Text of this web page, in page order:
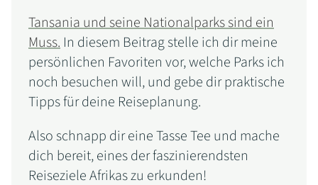
Tansania und seine Nationalparks sind ein
Muss. In diesem Beitrag stelle ich dir meine
persönlichen Favoriten vor, welche Parks ich
noch besuchen will, und gebe dir praktische
Tipps für deine Reiseplanung.
Also schnapp dir eine Tasse Tee und mache
dich bereit, eines der faszinierendsten
Reiseziele Afrikas zu erkunden!